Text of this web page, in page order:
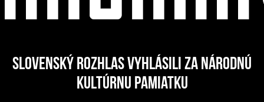
Slovenský rozhlas vyhlásili za národnú
kultúrnu pamiatku